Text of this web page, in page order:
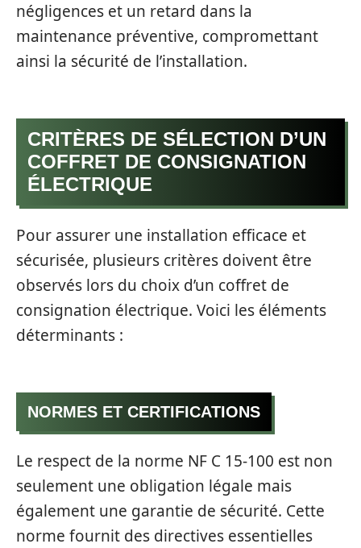
négligences et un retard dans la
maintenance préventive, compromettant
ainsi la sécurité de l’installation.
CRITÈRES DE SÉLECTION D’UN
COFFRET DE CONSIGNATION
ÉLECTRIQUE
Pour assurer une installation efficace et
sécurisée, plusieurs critères doivent être
observés lors du choix d’un coffret de
consignation électrique. Voici les éléments
déterminants :
NORMES ET CERTIFICATIONS
Le respect de la norme NF C 15-100 est non
seulement une obligation légale mais
également une garantie de sécurité. Cette
norme fournit des directives essentielles